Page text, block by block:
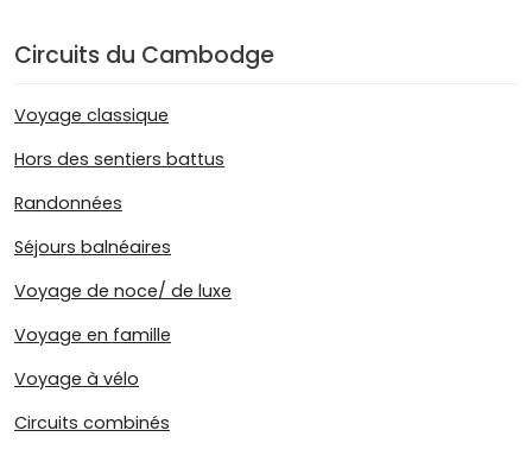
Circuits du Cambodge
Voyage classique
Hors des sentiers battus
Randonnées
Séjours balnéaires
Voyage de noce/ de luxe
Voyage en famille
Voyage à vélo
Circuits combinés